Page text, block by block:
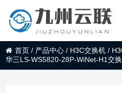
首页 / 产品中心 / H3C交换机 /
华三LS-WS5820-28P-WiNet-H1交